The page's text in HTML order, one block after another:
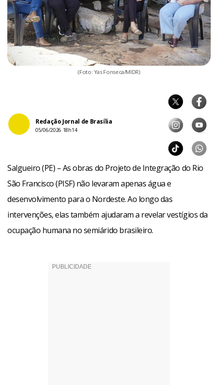
(Foto: Yas Fonseca/MIDR)
Redação Jornal de Brasília
05/06/2026 18h14
Salgueiro (PE) – As obras do Projeto de Integração do Rio
São Francisco (PISF) não levaram apenas água e
desenvolvimento para o Nordeste. Ao longo das
intervenções, elas também ajudaram a revelar vestígios da
ocupação humana no semiárido brasileiro.